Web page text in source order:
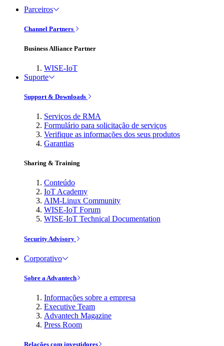
Parceiros
Channel Partners
Business Alliance Partner
WISE-IoT
Suporte
Support & Downloads
Serviços de RMA
Formulário para solicitação de serviços
Verifique as informações dos seus produtos
Garantias
Sharing & Training
Conteúdo
IoT Academy
AIM-Linux Community
WISE-IoT Forum
WISE-IoT Technical Documentation
Security Advisory
Corporativo
Sobre a Advantech
Informações sobre a empresa
Executive Team
Advantech Magazine
Press Room
Relações com investidores